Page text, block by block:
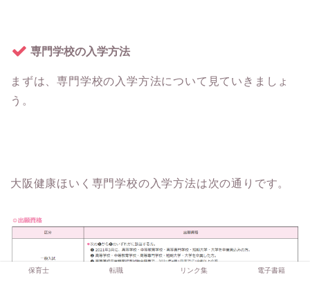
専門学校の入学方法
まずは、専門学校の入学方法について見ていきましょ
う。
大阪健康ほいく専門学校の入学方法は次の通りです。
保育士 転職 リンク集 電子書籍